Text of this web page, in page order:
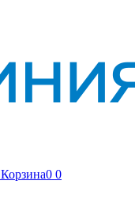
Корзина0 0